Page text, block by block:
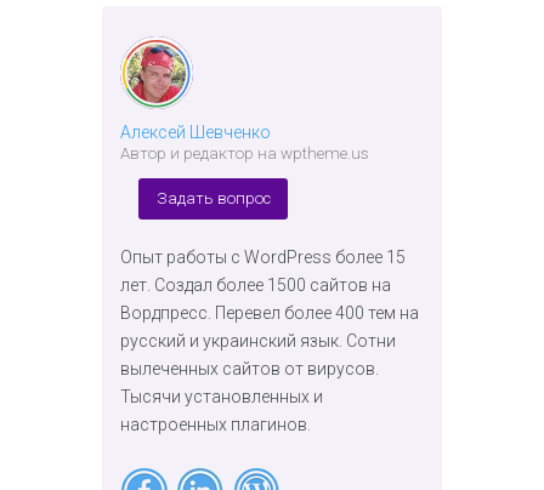
Алексей Шевченко
Автор и редактор на wptheme.us
Задать вопрос
Опыт работы с WordPress более 15
лет. Создал более 1500 сайтов на
Вордпресс. Перевел более 400 тем на
русский и украинский язык. Сотни
вылеченных сайтов от вирусов.
Тысячи установленных и
настроенных плагинов.